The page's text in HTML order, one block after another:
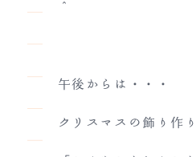
＾
午後からは・・・
クリスマスの飾り作